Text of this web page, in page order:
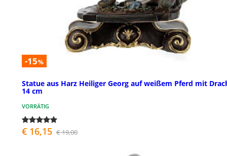
-15%
Statue aus Harz Heiliger Georg auf weißem Pferd mit
14 cm
VORRÄTIG
€ 16,15 € 19,00